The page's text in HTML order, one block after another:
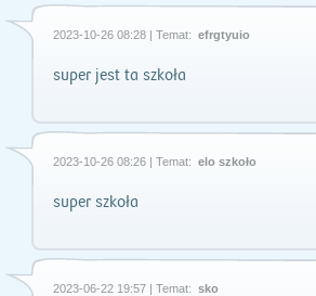
2023-10-26 08:28 | Temat: efrgtyuio
super jest ta szkoła
2023-10-26 08:26 | Temat: elo szkoło
super szkoła
2023-06-22 19:57 | Temat: sko